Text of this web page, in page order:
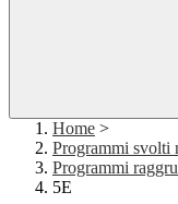
Home >
Programmi svolti
Programmi
5E